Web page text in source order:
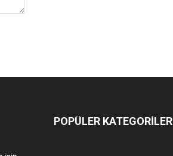
POPÜLER KATEGORİLER